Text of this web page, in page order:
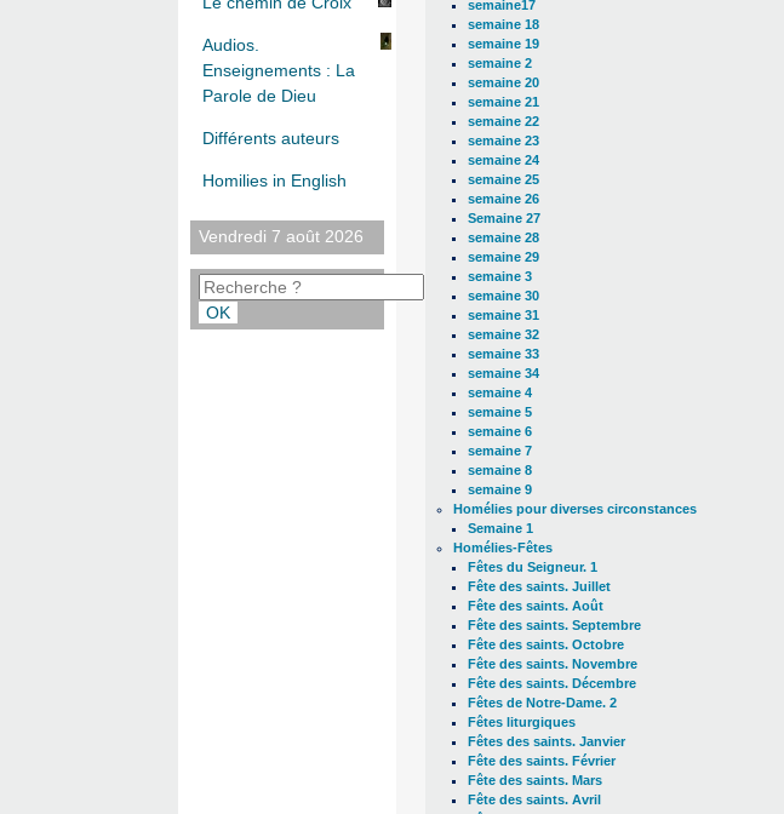
semaine17
semaine 18
semaine 19
semaine 2
semaine 20
semaine 21
semaine 22
semaine 23
semaine 24
semaine 25
semaine 26
Semaine 27
semaine 28
semaine 29
semaine 3
semaine 30
semaine 31
semaine 32
semaine 33
semaine 34
semaine 4
semaine 5
semaine 6
semaine 7
semaine 8
semaine 9
Homélies pour diverses circonstances
Semaine 1
Homélies-Fêtes
Fêtes du Seigneur. 1
Fête des saints. Juillet
Fête des saints. Août
Fête des saints. Septembre
Fête des saints. Octobre
Fête des saints. Novembre
Fête des saints. Décembre
Fêtes de Notre-Dame. 2
Fêtes liturgiques
Fêtes des saints. Janvier
Fête des saints. Février
Fête des saints. Mars
Fête des saints. Avril
Audios.
Enseignements : La
Parole de Dieu
Différents auteurs
Homilies in English
Vendredi 7 août 2026